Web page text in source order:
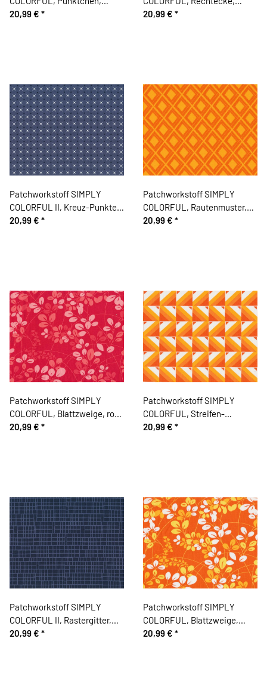
gebrochenes weiß-dunkelrot-
20,99 € *
dunkles orange, Moda Fabrics
20,99 € *
Patchworkstoff SIMPLY
COLORFUL II, Kreuz-Punkte,
blaugrau, Moda Fabrics
20,99 € *
Patchworkstoff SIMPLY
COLORFUL, Rautenmuster,
orange-dunkles orange, Moda
20,99 € *
Patchworkstoff SIMPLY
COLORFUL, Blattzweige, rot-
rosa, Moda Fabrics
20,99 € *
Patchworkstoff SIMPLY
COLORFUL, Streifen-
Quadrate, gebrochenes weiß-
20,99 € *
Patchworkstoff SIMPLY
COLORFUL II, Rastergitter,
gedecktes dunkelblau-
20,99 € *
Patchworkstoff SIMPLY
COLORFUL, Blattzweige,
dunkles orange-pastellgelb,
20,99 € *